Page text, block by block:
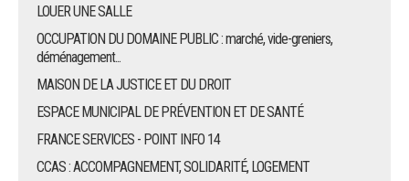
LOUER UNE SALLE
OCCUPATION DU DOMAINE PUBLIC : marché, vide-greniers,
déménagement...
MAISON DE LA JUSTICE ET DU DROIT
ESPACE MUNICIPAL DE PRÉVENTION ET DE SANTÉ
FRANCE SERVICES - POINT INFO 14
CCAS : ACCOMPAGNEMENT, SOLIDARITÉ, LOGEMENT